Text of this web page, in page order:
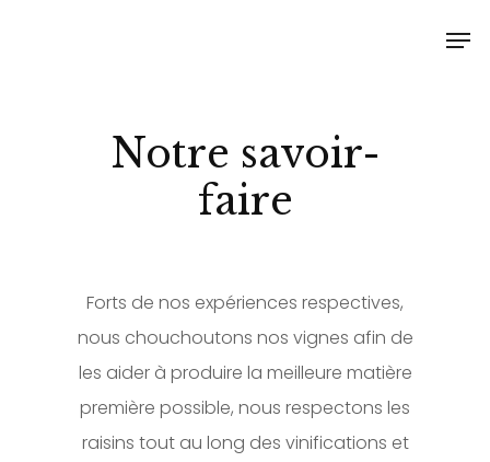
Notre savoir-
faire
Forts de nos expériences respectives,
nous chouchoutons nos vignes afin de
les aider à produire la meilleure matière
première possible, nous respectons les
raisins tout au long des vinifications et